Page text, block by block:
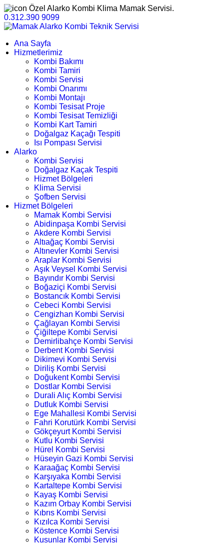
Özel Alarko Kombi Klima Mamak Servisi.
0.312.390 9099
Ana Sayfa
Hizmetlerimiz
Kombi Bakımı
Kombi Tamiri
Kombi Servisi
Kombi Onarımı
Kombi Montajı
Kombi Tesisat Proje
Kombi Tesisat Temizliği
Kombi Kart Tamiri
Doğalgaz Kaçağı Tespiti
Isı Pompası Servisi
Alarko
Kombi Servisi
Doğalgaz Kaçak Tespiti
Hizmet Bölgeleri
Klima Servisi
Şofben Servisi
Hizmet Bölgeleri
Mamak Kombi Servisi
Abidinpaşa Kombi Servisi
Akdere Kombi Servisi
Altıağaç Kombi Servisi
Altınevler Kombi Servisi
Araplar Kombi Servisi
Aşık Veysel Kombi Servisi
Bayındır Kombi Servisi
Boğaziçi Kombi Servisi
Bostancık Kombi Servisi
Cebeci Kombi Servisi
Cengizhan Kombi Servisi
Çağlayan Kombi Servisi
Çiğiltepe Kombi Servisi
Demirlibahçe Kombi Servisi
Derbent Kombi Servisi
Dikimevi Kombi Servisi
Diriliş Kombi Servisi
Doğukent Kombi Servisi
Dostlar Kombi Servisi
Durali Alıç Kombi Servisi
Dutluk Kombi Servisi
Ege Mahallesi Kombi Servisi
Fahri Korutürk Kombi Servisi
Gökçeyurt Kombi Servisi
Kutlu Kombi Servisi
Hürel Kombi Servisi
Hüseyin Gazi Kombi Servisi
Karaağaç Kombi Servisi
Karşıyaka Kombi Servisi
Kartaltepe Kombi Servisi
Kayaş Kombi Servisi
Kazım Orbay Kombi Servisi
Kıbrıs Kombi Servisi
Kızılca Kombi Servisi
Köstence Kombi Servisi
Kusunlar Kombi Servisi